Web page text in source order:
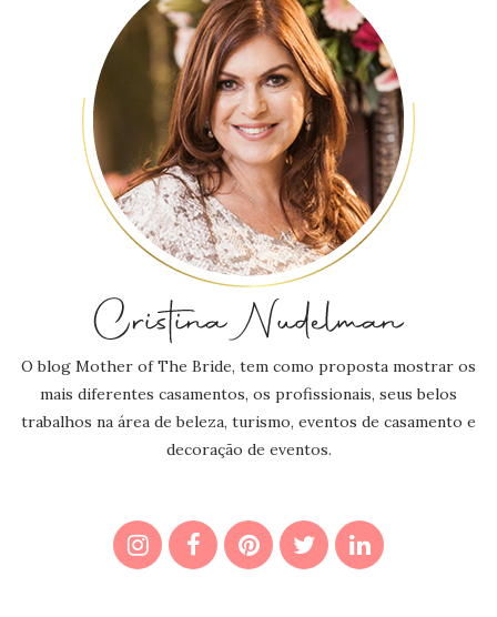
O blog Mother of The Bride, tem como proposta mostrar os
mais diferentes casamentos, os profissionais, seus belos
trabalhos na área de beleza, turismo, eventos de casamento e
decoração de eventos.